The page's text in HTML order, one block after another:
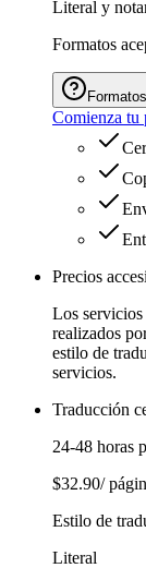
Literal y
Formatos
Formatos
Comienza tu
Precios
Los servicios
realizados
estilo de
servicios.
Traducción
24-48 horas
$32.90/
Estilo de
Literal